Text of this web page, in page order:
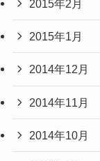
2015年2月
2015年1月
2014年12月
2014年11月
2014年10月